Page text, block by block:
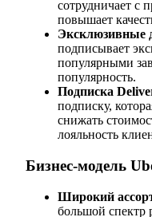
сотрудничает с
повышает
Эксклюзивные
подписывает
популярными
популярность.
Подписка
подписку,
снижать
лояльность
Бизнес-модель
Широкий
большой спектр